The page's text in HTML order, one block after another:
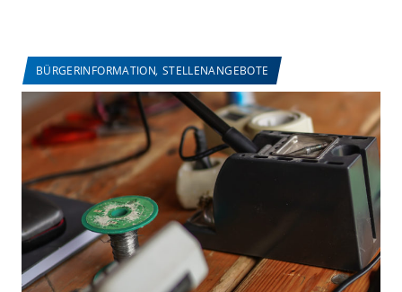
BÜRGERINFORMATION,STELLENANGEBOTE